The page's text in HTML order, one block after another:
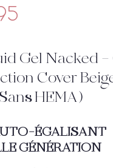
Gel Nacked –
Cover
HEMA)
ÉGALISANT
GÉNÉRATION